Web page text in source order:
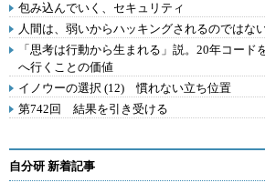
包み込んでいく、セキュリティ
人間は、弱いからハッキングされるのではな
「思考は行動から生まれる」説。20年コード
へ行くことの価値
イノウーの選択 (12) 慣れない立ち位置
第742回 結果を引き受ける
自分研 新着記事